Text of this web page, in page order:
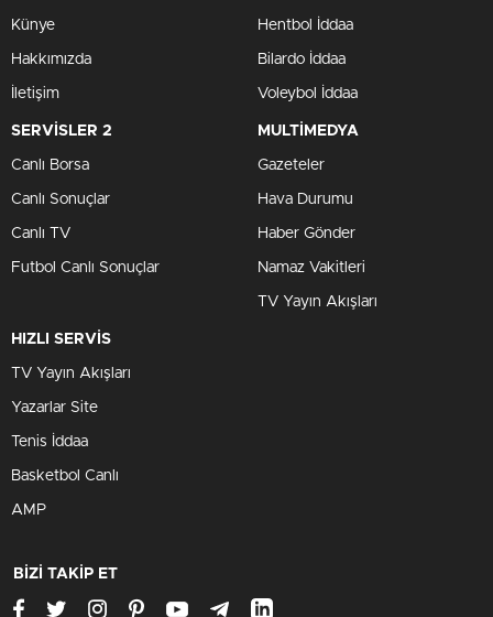
Künye
Hakkımızda
İletişim
Hentbol İddaa
Bilardo İddaa
Voleybol İddaa
SERVİSLER 2
Canlı Borsa
Canlı Sonuçlar
Canlı TV
Futbol Canlı Sonuçlar
MULTİMEDYA
Gazeteler
Hava Durumu
Haber Gönder
Namaz Vakitleri
TV Yayın Akışları
HIZLI SERVİS
TV Yayın Akışları
Yazarlar Site
Tenis İddaa
Basketbol Canlı
AMP
BİZİ TAKİP ET